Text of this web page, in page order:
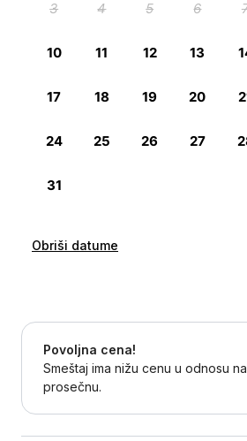
Obriši datume
Povoljna cena!
Smeštaj ima nižu cenu u odnosu na
prosečnu.